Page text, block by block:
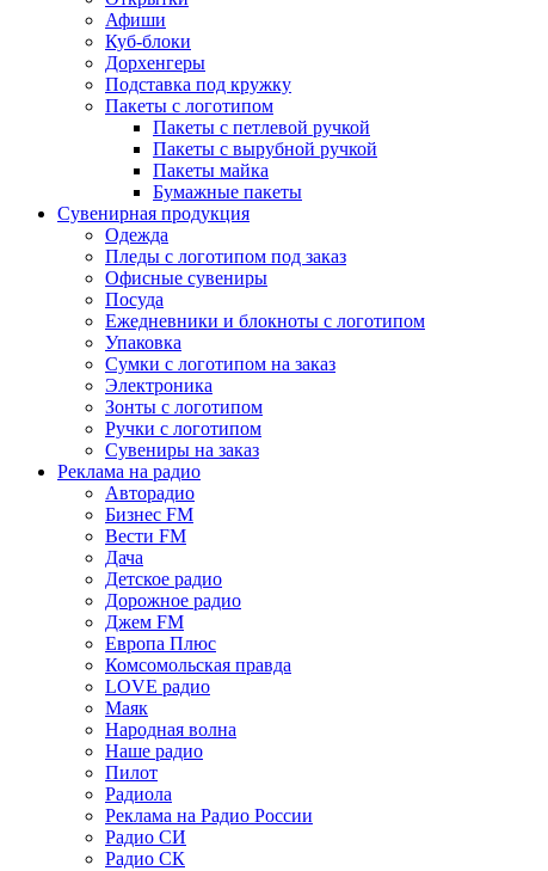
Афиши
Куб-блоки
Дорхенгеры
Подставка под кружку
Пакеты с логотипом
Пакеты с петлевой ручкой
Пакеты с вырубной ручкой
Пакеты майка
Бумажные пакеты
Сувенирная продукция
Одежда
Пледы с логотипом под заказ
Офисные сувениры
Посуда
Ежедневники и блокноты с логотипом
Упаковка
Сумки с логотипом на заказ
Электроника
Зонты с логотипом
Ручки с логотипом
Сувениры на заказ
Реклама на радио
Авторадио
Бизнес FM
Вести FM
Дача
Детское радио
Дорожное радио
Джем FM
Европа Плюс
Комсомольская правда
LOVE радио
Маяк
Народная волна
Наше радио
Пилот
Радиола
Реклама на Радио России
Радио СИ
Радио СК